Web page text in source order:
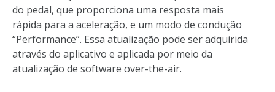
do pedal, que proporciona uma resposta mais
rápida para a aceleração, e um modo de condução
“Performance”. Essa atualização pode ser adquirida
através do aplicativo e aplicada por meio da
atualização de software over-the-air.